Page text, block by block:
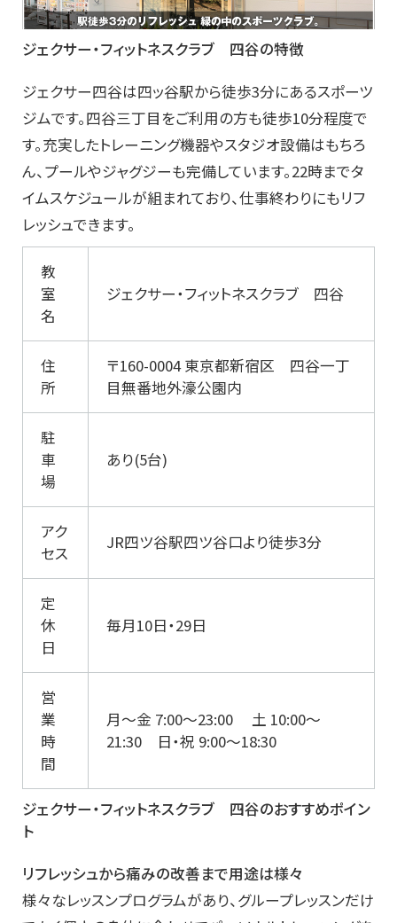
ジェクサー・フィットネスクラブ 四谷の特徴
ジェクサー四谷は四ッ谷駅から徒歩3分にあるスポーツ
ジムです。四谷三丁目をご利用の方も徒歩10分程度で
す。充実したトレーニング機器やスタジオ設備はもちろ
ん、プールやジャグジーも完備しています。22時までタ
イムスケジュールが組まれており、仕事終わりにもリフ
レッシュできます。
教
室
名
ジェクサー・フィットネスクラブ 四谷
住
所
〒160-0004 東京都新宿区 四谷一丁
目無番地外濠公園内
駐
車
場
あり(5台)
アク
セス
JR四ツ谷駅四ツ谷口より徒歩3分
定
休
日
毎月10日・29日
営
業
時
間
月～金 7:00～23:00 土 10:00～
21:30 日・祝 9:00～18:30
ジェクサー・フィットネスクラブ 四谷のおすすめポイン
ト
リフレッシュから痛みの改善まで用途は様々
様々なレッスンプログラムがあり、グループレッスンだけ